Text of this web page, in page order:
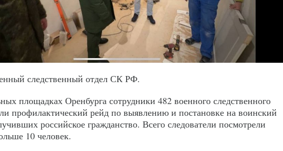
следственный отдел СК РФ.
площадках Оренбурга сотрудники 482 военного следственного
профилактический рейд по выявлению и постановке на воинский
российское гражданство. Всего следователи посмотрели
10 человек.